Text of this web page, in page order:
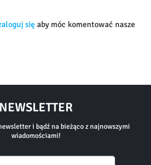
sięaby móc komentować nasze
NEWSLETTER
i bądź na bieżąco z najnowszymi
wiadomościami!